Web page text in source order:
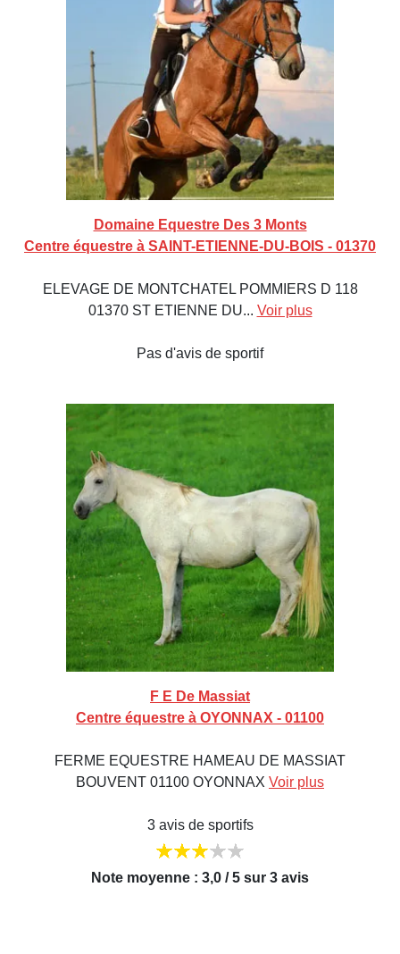
Domaine Equestre Des 3 Monts
Centre équestre à SAINT-ETIENNE-DU-BOIS - 01370
ELEVAGE DE MONTCHATEL POMMIERS D 118
01370 ST ETIENNE DU... Voir plus
Pas d'avis de sportif
F E De Massiat
Centre équestre à OYONNAX - 01100
FERME EQUESTRE HAMEAU DE MASSIAT
BOUVENT 01100 OYONNAX Voir plus
3 avis de sportifs
Note moyenne : 3,0 / 5 sur 3 avis